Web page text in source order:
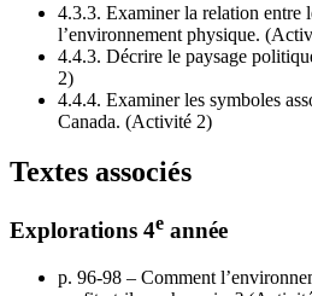
4.3.3. Examiner la relation entre
l’environnement physique.
4.4.3. Décrire le paysage
2)
4.4.4. Examiner les symboles
Canada. (Activité 2)
Textes associés
Explorations 4e année
p. 96-98 – Comment